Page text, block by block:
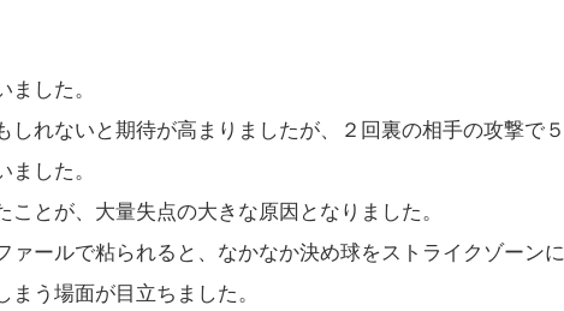
ました。
しれないと期待が高まりましたが、２回裏の相手の攻撃で５
ました。
とが、大量失点の大きな原因となりました。
ールで粘られると、なかなか決め球をストライクゾーンに
う場面が目立ちました。